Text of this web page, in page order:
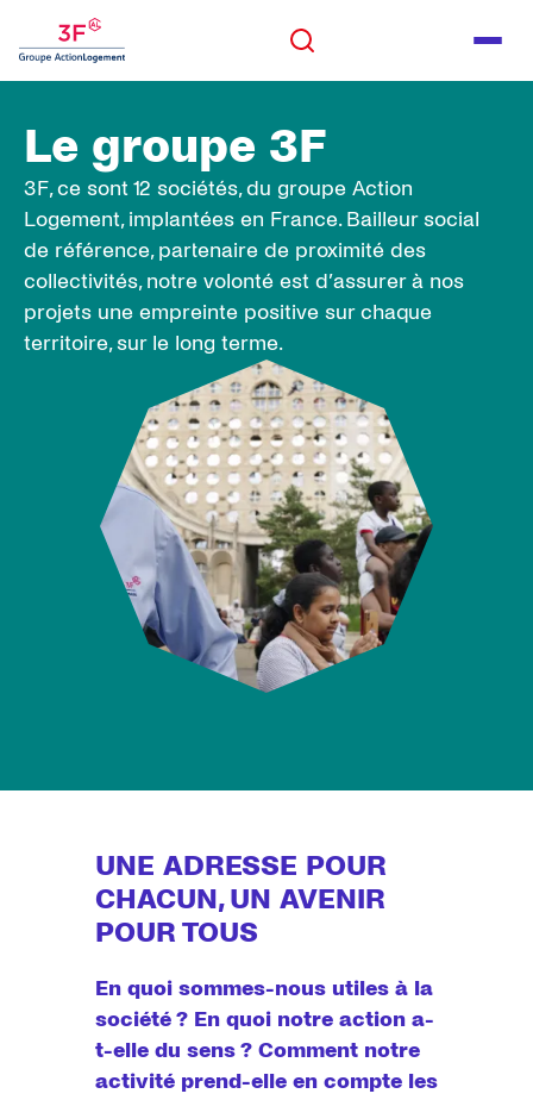
Panneau de gestion des cookies
Rechercher Menu
Rechercher
Le groupe 3F
3F, ce sont 12 sociétés, du groupe Action
Logement, implantées en France. Bailleur social
de référence, partenaire de proximité des
collectivités, notre volonté est d’assurer à nos
projets une empreinte positive sur chaque
territoire, sur le long terme.
UNE ADRESSE POUR
CHACUN, UN AVENIR
POUR TOUS
En quoi sommes-nous utiles à la
société ? En quoi notre action a-
t-elle du sens ? Comment notre
activité prend-elle en compte les